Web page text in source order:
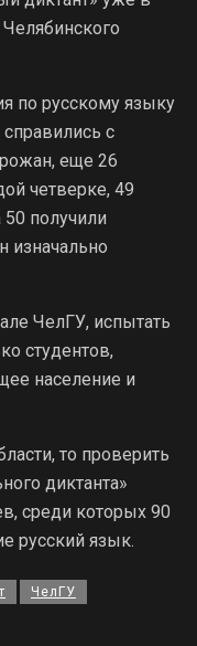
по русскому языку
с
еще 26
четверке, 49
50 получили
изначально
ЧелГУ, испытать
студентов,
население и
то проверить
диктанта»
среди которых 90
русский язык.
ЧелГУ